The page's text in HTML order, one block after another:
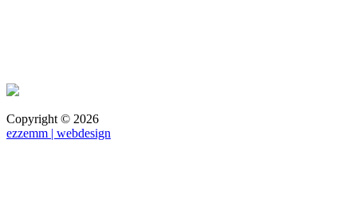
Copyright © 2026
ezzemm | webdesign